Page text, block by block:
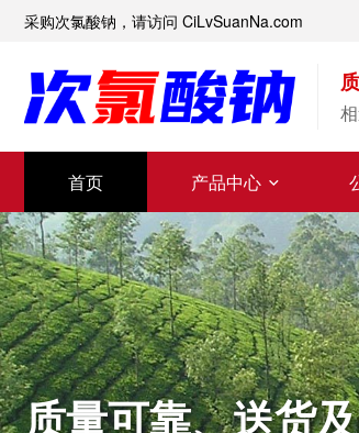
采购次氯酸钠，请访问 CiLvSuanNa.com
首页 产品中心
售后到位、服务